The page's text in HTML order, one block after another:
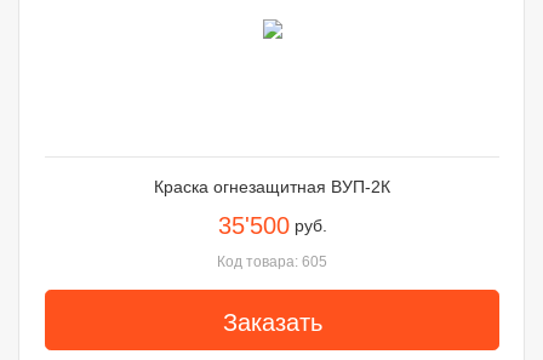
Краска огнезащитная ВУП-2К
35'500 руб.
Код товара: 605
Заказать